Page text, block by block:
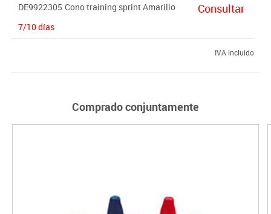
DE9922305 Cono training sprint Amarillo
7/10 días
Consultar
IVA incluido
Comprado conjuntamente